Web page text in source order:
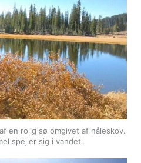
en rolig sø omgivet af nåleskov.
spejler sig i vandet.